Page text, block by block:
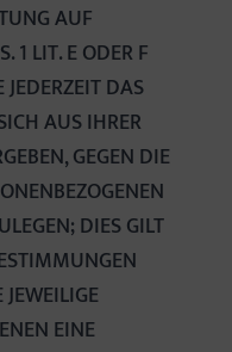
AUF
1 LIT. E ODER F
DAS
AUS IHRER
GEGEN DIE
DIES GILT
EINE